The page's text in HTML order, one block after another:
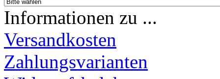
Informationen zu ...
Versandkosten
Zahlungsvarianten